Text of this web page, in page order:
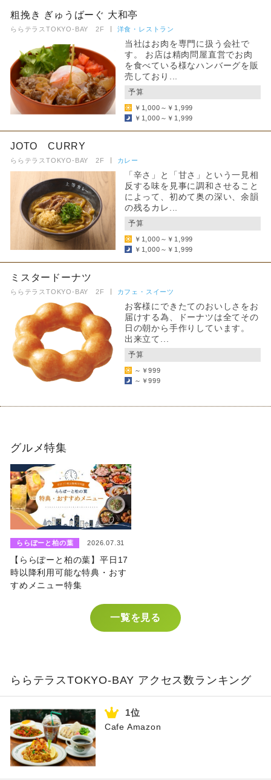
粗挽き ぎゅうばーぐ 大和亭
ららテラスTOKYO-BAY 2F 洋食・レストラン
当社はお肉を専門に扱う会社で
す。 お店は精肉問屋直営でお肉
を食べている様なハンバーグを販
売しており...
予算
￥1,000～￥1,999
￥1,000～￥1,999
JOTO CURRY
ららテラスTOKYO-BAY 2F カレー
「辛さ」と「甘さ」という一見相
反する味を見事に調和させること
によって、初めて奥の深い、余韻
の残るカレ...
予算
￥1,000～￥1,999
￥1,000～￥1,999
ミスタードーナツ
ららテラスTOKYO-BAY 2F カフェ・スイーツ
お客様にできたてのおいしさをお
届けする為、ドーナツは全てその
日の朝から手作りしています。
出来立て...
予算
～￥999
～￥999
グルメ特集
ららぽーと柏の葉 2026.07.31
【ららぽーと柏の葉】平日17
時以降利用可能な特典・おす
すめメニュー特集
一覧を見る
ららテラスTOKYO-BAY アクセス数ランキング
Cafe Amazon